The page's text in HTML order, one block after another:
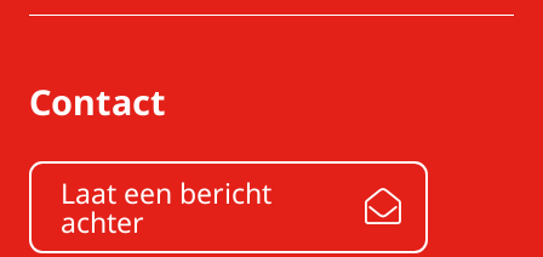
Contact
Laat een bericht
achter